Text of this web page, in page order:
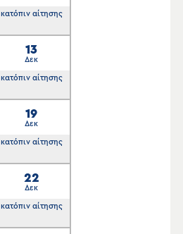
κατόπιν αίτησης
13
Δεκ
κατόπιν αίτησης
19
Δεκ
κατόπιν αίτησης
22
Δεκ
κατόπιν αίτησης